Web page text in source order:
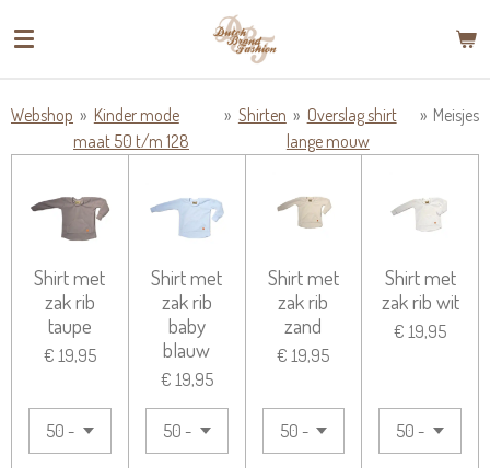
direct
hoofdinhoud
Webshop » Kinder mode
maat 50 t/m 128
» Shirten » Overslag shirt
lange mouw
» Meisjes
Shirt met
zak rib
taupe
€ 19,95
Shirt met
zak rib
baby
blauw
€ 19,95
Shirt met
zak rib
zand
€ 19,95
Shirt met
zak rib wit
€ 19,95